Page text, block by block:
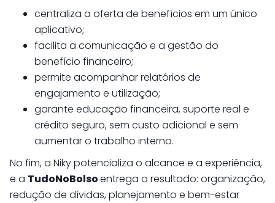
centraliza a oferta de benefícios em um único
aplicativo;
facilita a comunicação e a gestão do
benefício financeiro;
permite acompanhar relatórios de
engajamento e utilização;
garante educação financeira, suporte real e
crédito seguro, sem custo adicional e sem
aumentar o trabalho interno.
No fim, a Niky potencializa o alcance e a experiência,
e a TudoNoBolsoentrega o resultado: organização,
redução de dívidas, planejamento e bem-estar